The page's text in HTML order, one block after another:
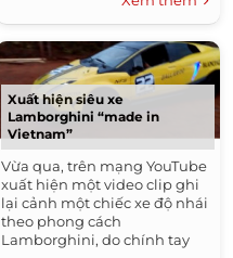
nào mê Raider có được thông
tin...
Xuất hiện siêu xe
Lamborghini “made in
Vietnam”
Vừa qua, trên mạng YouTube
xuất hiện một video clip ghi
lại cảnh một chiếc xe độ nhái
theo phong cách
Lamborghini, do chính tay